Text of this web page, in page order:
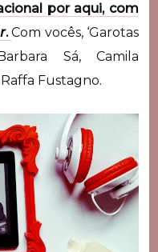
por aqui, com
.Com vocês, ‘Garotas
Sá, Camila
Fustagno.